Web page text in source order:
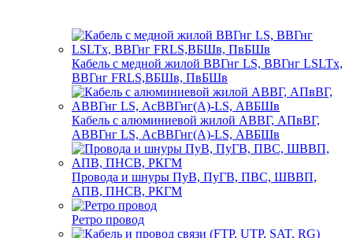
Кабель с медной жилой ВВГнг LS, ВВГнг LSLTx,
ВВГнг FRLS,ВБШв, ПвБШв
Кабель с алюминиевой жилой АВВГ, АПвВГ,
АВВГнг LS, АсВВГнг(А)-LS, АВБШв
Провода и шнуры ПуВ, ПуГВ, ПВС, ШВВП,
АПВ, ПНСВ, РКГМ
Ретро провод